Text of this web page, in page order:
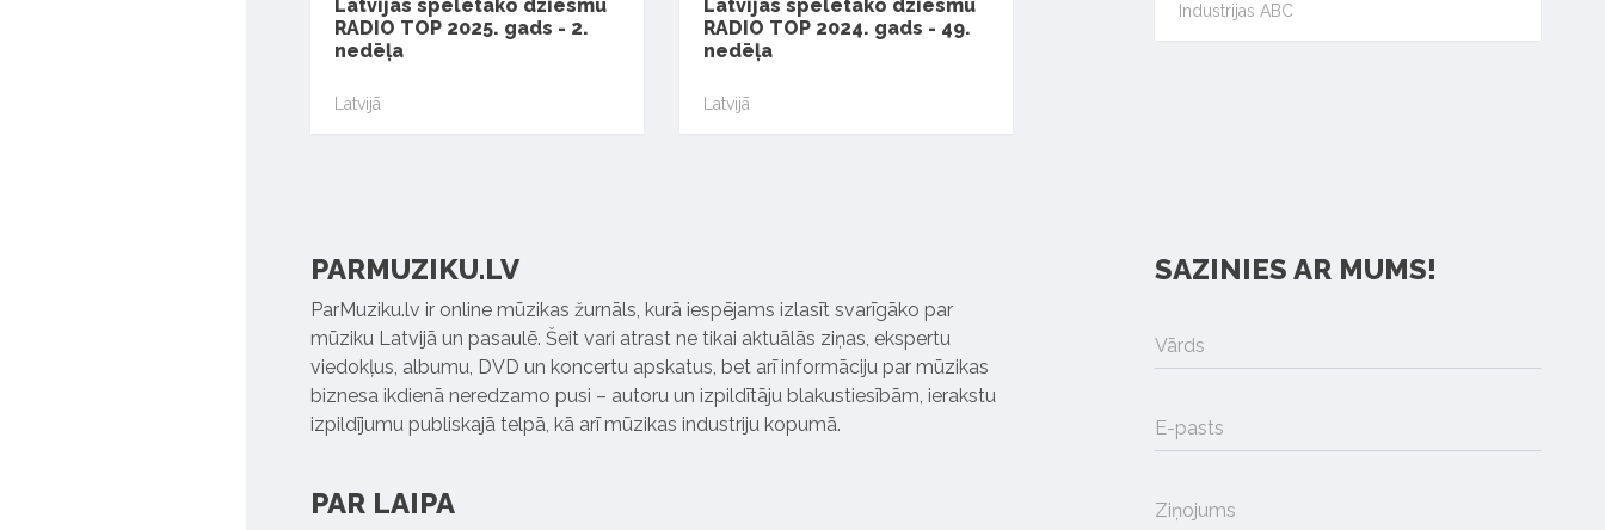
Latvijas spēlētāko dziesmu
RADIO TOP 2025. gads - 2.
nedēļa
Latvijā
Latvijas spēlētāko dziesmu
RADIO TOP 2024. gads - 49.
nedēļa
Latvijā
Industrijas ABC
PARMUZIKU.LV
ParMuziku.lv ir online mūzikas žurnāls, kurā iespējams izlasīt svarīgāko par
mūziku Latvijā un pasaulē. Šeit vari atrast ne tikai aktuālās ziņas, ekspertu
viedokļus, albumu, DVD un koncertu apskatus, bet arī informāciju par mūzikas
biznesa ikdienā neredzamo pusi – autoru un izpildītāju blakustiesībām, ierakstu
izpildījumu publiskajā telpā, kā arī mūzikas industriju kopumā.
PAR LAIPA
SAZINIES AR MUMS!
Vārds
E-pasts
Ziņojums